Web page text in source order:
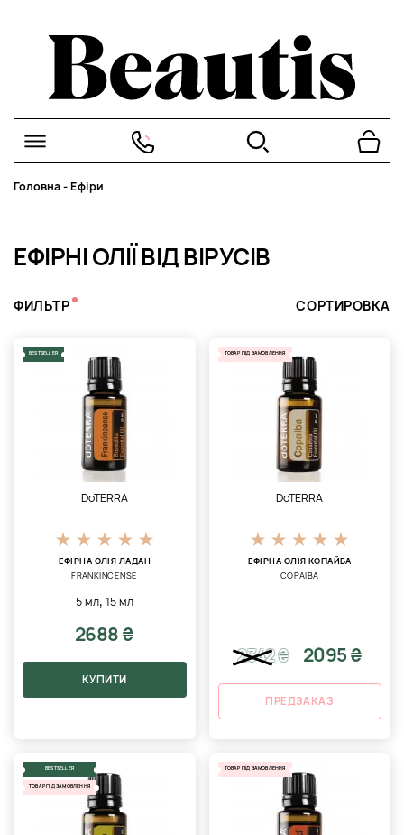
Головна-Ефіри
ЕФІРНІ ОЛІЇ ВІД ВІРУСІВ
ФИЛЬТР СОРТИРОВКА
BESTSELLER
DoTERRA
ЕФІРНА ОЛІЯ ЛАДАН
FRANKINCENSE
5 мл, 15 мл
2688 ₴
КУПИТИ
ТОВАР ПІД ЗАМОВЛЕННЯ
DoTERRA
ЕФІРНА ОЛІЯ КОПАЙБА
COPAIBA
2342₴ 2095 ₴
ПРЕДЗАКАЗ
BESTSELLER
ТОВАР ПІД ЗАМОВЛЕННЯ
ТОВАР ПІД ЗАМОВЛЕННЯ